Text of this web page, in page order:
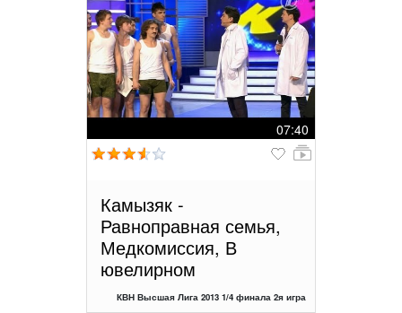
07:40
Камызяк -
Равноправная семья,
Медкомиссия, В
ювелирном
КВН Высшая Лига 2013 1/4 финала 2я игра